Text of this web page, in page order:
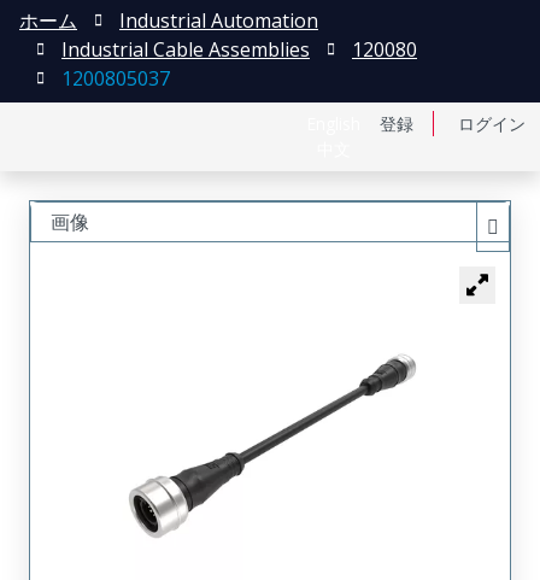
登録 ログイン
ホーム
Industrial Automation
Industrial Cable Assemblies
120080
1200805037
画像